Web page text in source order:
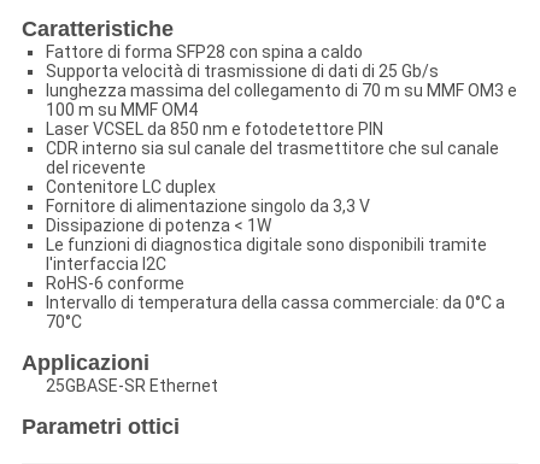
Caratteristiche
Fattore di forma SFP28 con spina a caldo
Supporta velocità di trasmissione di dati di 25 Gb/s
lunghezza massima del collegamento di 70 m su MMF OM3 e
100 m su MMF OM4
Laser VCSEL da 850 nm e fotodetettore PIN
CDR interno sia sul canale del trasmettitore che sul canale
del ricevente
Contenitore LC duplex
Fornitore di alimentazione singolo da 3,3 V
Dissipazione di potenza < 1W
Le funzioni di diagnostica digitale sono disponibili tramite
l'interfaccia I2C
RoHS-6 conforme
Intervallo di temperatura della cassa commerciale: da 0°C a
70°C
Applicazioni
25GBASE-SR Ethernet
Parametri ottici